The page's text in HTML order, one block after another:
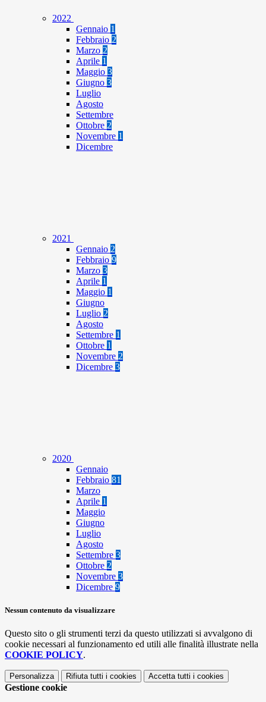
2022
Gennaio 1
Febbraio 2
Marzo 2
Aprile 1
Maggio 3
Giugno 3
Luglio
Agosto
Settembre
Ottobre 2
Novembre 1
Dicembre
2021
Gennaio 2
Febbraio 9
Marzo 3
Aprile 1
Maggio 1
Giugno
Luglio 2
Agosto
Settembre 1
Ottobre 1
Novembre 2
Dicembre 3
2020
Gennaio
Febbraio 81
Marzo
Aprile 1
Maggio
Giugno
Luglio
Agosto
Settembre 3
Ottobre 2
Novembre 3
Dicembre 9
Nessun contenuto da visualizzare
Questo sito o gli strumenti terzi da questo utilizzati si avvalgono di
cookie necessari al funzionamento ed utili alle finalità illustrate nella
COOKIE POLICY.
Personalizza Rifiuta tutti i cookies Accetta tutti i cookies
Gestione cookie